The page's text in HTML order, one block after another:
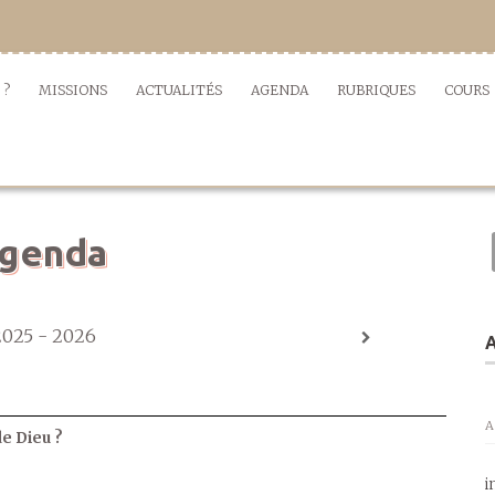
? MISSIONS ACTUALITÉS AGENDA RUBRIQUES COURS
- 2026
Dieu ?